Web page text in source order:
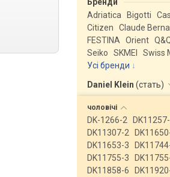
Adriatica
Bigotti
Citizen
Claude
FESTINA
Orient
Seiko
SKMEI Swiss
Усі бренди
Daniel Klein (стать)
чоловічі
DK-1266-2
DK11307-2
DK11653-3
DK11755-3
DK11858-6